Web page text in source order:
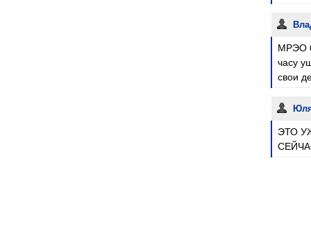
МРЭО
часу
свои
ЭТО